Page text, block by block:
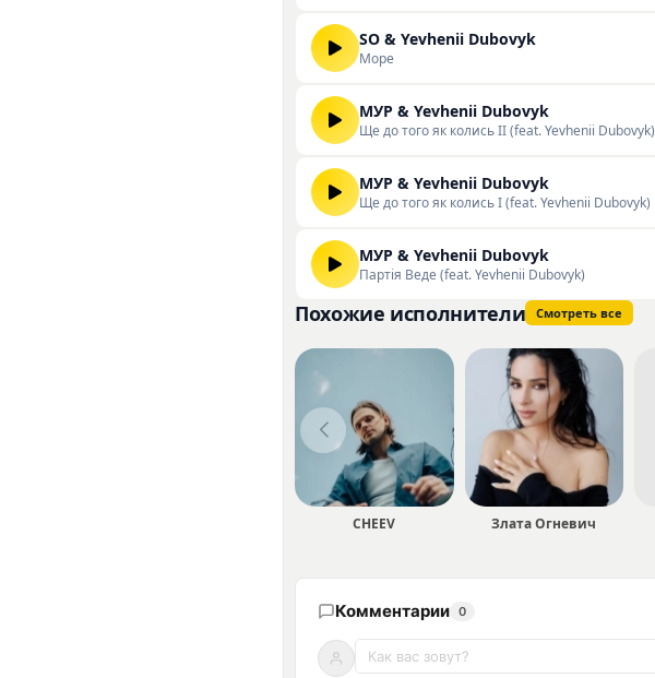
SO & Yevhenii Dubovyk
Море
МУР & Yevhenii Dubovyk
Ще до того як колись II (feat. Yevhenii Dubovyk)
МУР & Yevhenii Dubovyk
Ще до того як колись I (feat. Yevhenii Dubovyk)
МУР & Yevhenii Dubovyk
Партія Веде (feat. Yevhenii Dubovyk)
Похожие исполнители Смотреть все
CHEEV Злата Огневич
Комментарии 0